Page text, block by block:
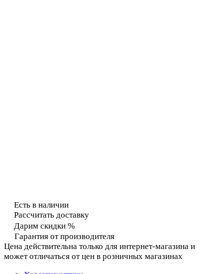
Есть в наличии
Рассчитать доставку
Дарим скидки %
Гарантия от производителя
Цена действительна только для интернет-магазина и
может отличаться от цен в розничных магазинах